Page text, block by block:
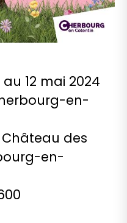
au 12 mai 2024
en-
des
en-